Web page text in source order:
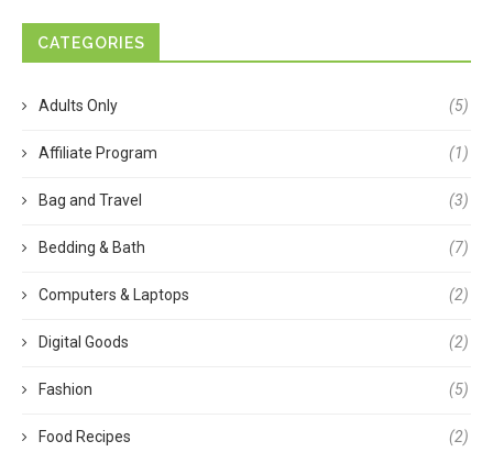
CATEGORIES
Adults Only (5)
Affiliate Program (1)
Bag and Travel (3)
Bedding & Bath (7)
Computers & Laptops (2)
Digital Goods (2)
Fashion (5)
Food Recipes (2)